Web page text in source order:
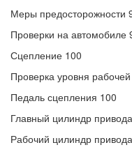
Меры предосторожности
Проверки на автомобиле
Сцепление 100
Проверка уровня
Педаль сцепления 100
Главный цилиндр
Рабочий цилиндр